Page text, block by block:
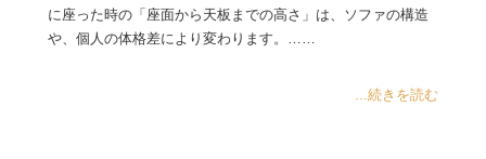
に座った時の「座面から天板までの高さ」は、ソファの構造
や、個人の体格差により変わります。……
...続きを読む